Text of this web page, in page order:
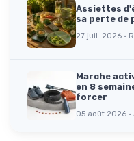
Assiettes
sa perte de
27 juil. 2026 ·
Marche
en 8
forcer
05 août 2026